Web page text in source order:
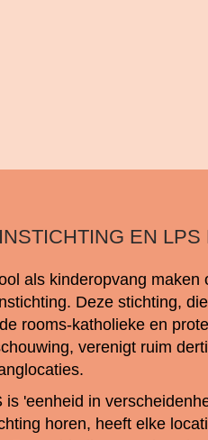
EN LPS
als kinderopvang maken
Deze stichting,
rooms-katholieke en
verenigt ruim
is 'eenheid in
horen, heeft elke